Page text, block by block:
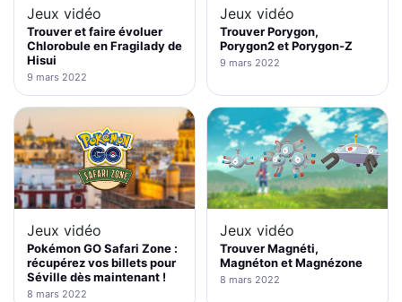
Jeux vidéo
Trouver et faire évoluer
Chlorobule en Fragilady de
Hisui
9 mars 2022
Jeux vidéo
Trouver Porygon,
Porygon2 et Porygon-Z
9 mars 2022
Jeux vidéo
Pokémon GO Safari Zone :
récupérez vos billets pour
Séville dès maintenant !
8 mars 2022
Jeux vidéo
Trouver Magnéti,
Magnéton et Magnézone
8 mars 2022